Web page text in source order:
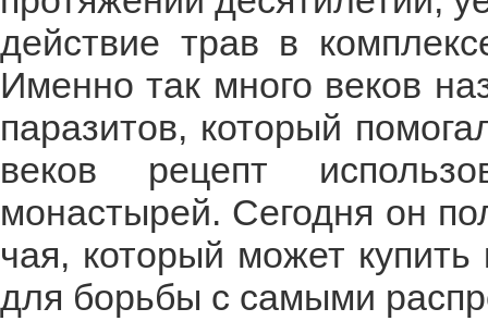
действие трав в
Именно так много веков
паразитов, который
веков рецепт
монастырей. Сегодня он
чая, который может
для борьбы с самыми